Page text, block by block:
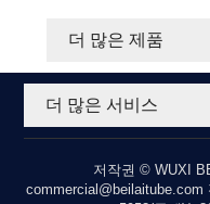
더 많은 제품
더 많은 서비스
저작권 © WUXI
commercial@beilaitube.com